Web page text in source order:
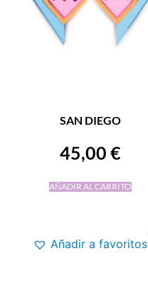
SAN DIEGO
45,00 €
AÑADIR AL CARRITO
Añadir a favoritos